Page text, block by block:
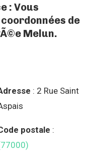
: Vous
de
Melun.
: 2 Rue Saint
postale :